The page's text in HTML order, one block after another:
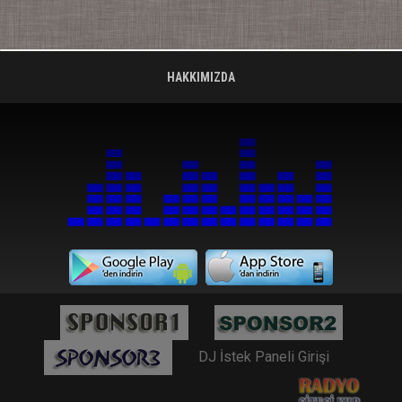
HAKKIMIZDA
DJ İstek Paneli Girişi